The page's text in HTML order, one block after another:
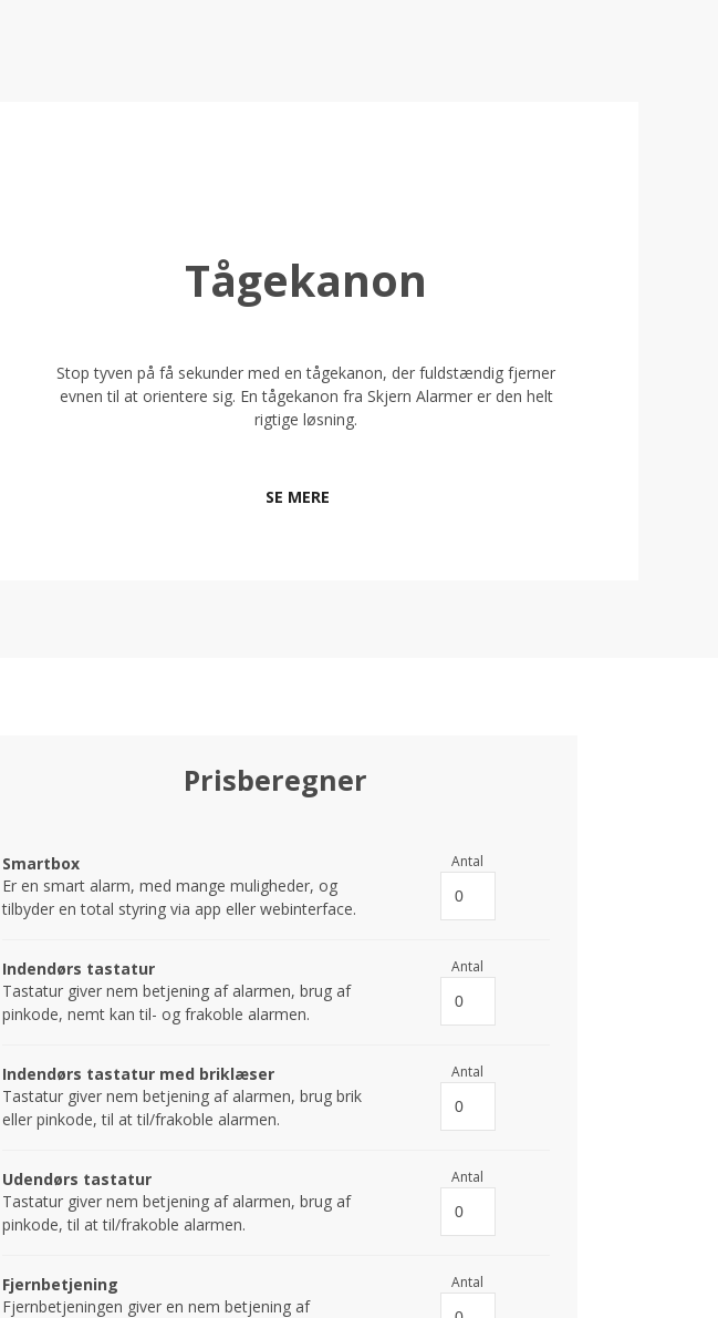
Tågekanon
Stop tyven på få sekunder med en tågekanon, der fuldstændig fjerner
evnen til at orientere sig. En tågekanon fra Skjern Alarmer er den helt
rigtige løsning.
SE MERE
Bevægelsessensor
Prisberegner
Smartbox Antal
Er en smart alarm, med mange muligheder, og
tilbyder en total styring via app eller webinterface.
Indendørs tastatur Antal
Tastatur giver nem betjening af alarmen, brug af
pinkode, nemt kan til- og frakoble alarmen.
Indendørs tastatur med briklæser Antal
Tastatur giver nem betjening af alarmen, brug brik
eller pinkode, til at til/frakoble alarmen.
Udendørs tastatur Antal
Tastatur giver nem betjening af alarmen, brug af
pinkode, til at til/frakoble alarmen.
Fjernbetjening Antal
Fjernbetjeningen giver en nem betjening af